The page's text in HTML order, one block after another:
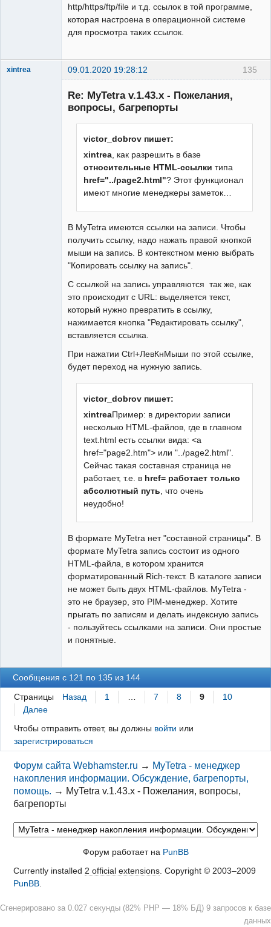
http/https/ftp/file и т.д. ссылок в той программе,
которая настроена в операционной системе
для просмотра таких ссылок.
135
xintrea 09.01.2020 19:28:12
Re: MyTetra v.1.43.x - Пожелания,
вопросы, багрепорты
victor_dobrov пишет:
xintrea , как разрешить в базе
относительные HTML-ссылки типа
href="../page2.html"? Этот функционал
имеют многие менеджеры заметок…
В MyTetra имеются ссылки на записи. Чтобы
получить ссылку, надо нажать правой кнопкой
мыши на запись. В контекстном меню выбрать
"Копировать ссылку на запись".
С ссылкой на запись управляются так же, как
это происходит с URL: выделяется текст,
который нужно превратить в ссылку,
нажимается кнопка "Редактировать ссылку",
вставляется ссылка.
При нажатии Ctrl+ЛевКнМыши по этой ссылке,
будет переход на нужную запись.
victor_dobrov пишет:
xintreaПример: в директории записи
несколько HTML-файлов, где в главном
text.html есть ссылки вида: <a
href="page2.htm"> или "../page2.html".
Сейчас такая составная страница не
работает, т.е. в href= работает только
абсолютный путь , что очень
неудобно!
В формате MyTetra нет "составной страницы". В
формате MyTetra запись состоит из одного
HTML-файла, в котором хранится
форматированный Rich-текст. В каталоге записи
не может быть двух HTML-файлов. MyTetra -
это не браузер, это PIM-менеджер. Хотите
прыгать по записям и делать индексную запись
- пользуйтесь ссылками на записи. Они простые
и понятные.
Сообщения с 121 по 135 из 144
Страницы Назад 1 7 8 9
10
Далее
Чтобы отправить ответ, вы должны войти или
зарегистрироваться
Форум сайта Webhamster.ru → MyTetra - менеджер
накопления информации. Обсуждение, багрепорты,
помощь. → MyTetra v.1.43.x - Пожелания, вопросы,
багрепорты
Форум работает на PunBB
Currently installed 2 official extensions. Copyright © 2003–2009
PunBB.
Сгенерировано за 0.027 секунды (82% PHP — 18% БД) 9 запросов к базе
данных